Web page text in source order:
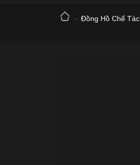
- Đồng Hồ Chế Tác